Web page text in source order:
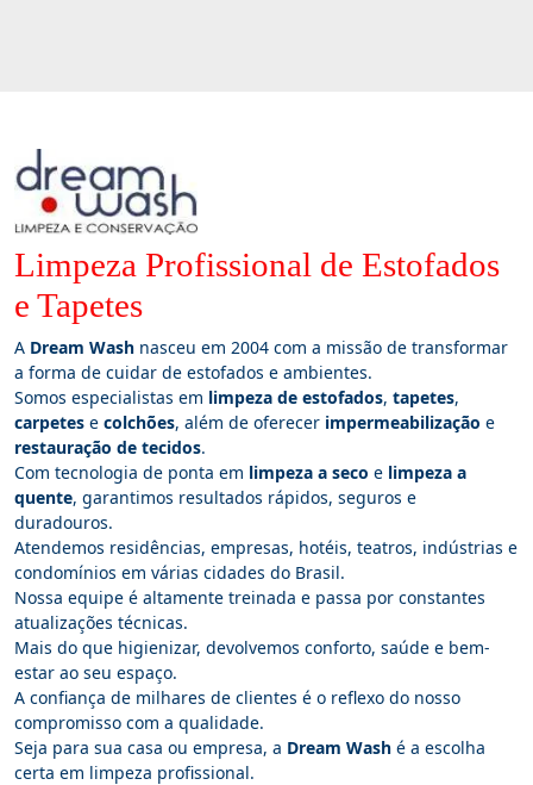
Limpeza Profissional de Estofados
e Tapetes
A Dream Wash nasceu em 2004 com a missão de transformar
a forma de cuidar de estofados e ambientes.
Somos especialistas em limpeza de estofados, tapetes,
carpetes e colchões, além de oferecer impermeabilização e
restauração de tecidos.
Com tecnologia de ponta em limpeza a seco e limpeza a
quente, garantimos resultados rápidos, seguros e
duradouros.
Atendemos residências, empresas, hotéis, teatros, indústrias e
condomínios em várias cidades do Brasil.
Nossa equipe é altamente treinada e passa por constantes
atualizações técnicas.
Mais do que higienizar, devolvemos conforto, saúde e bem-
estar ao seu espaço.
A confiança de milhares de clientes é o reflexo do nosso
compromisso com a qualidade.
Seja para sua casa ou empresa, a Dream Wash é a escolha
certa em limpeza profissional.